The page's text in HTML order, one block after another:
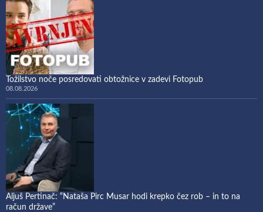
Tožilstvo noče posredovati obtožnice v zadevi Fotopub
08.08.2026
Aljuš Pertinač: “Nataša Pirc Musar hodi krepko čez rob – in to na
račun države”